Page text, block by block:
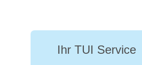
Ihr TUI Service